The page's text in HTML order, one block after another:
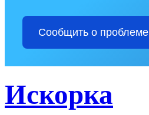
Сообщить о проблеме
Искорка